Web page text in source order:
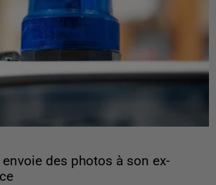
envoie des photos à son ex-